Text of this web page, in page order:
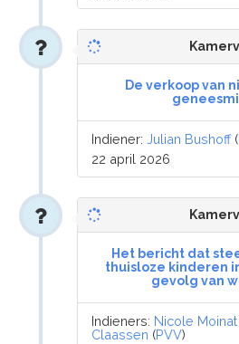
De verkoop van
Indiener:Julian Bushoff(
22 april 2026
Het bericht dat
thuisloze kinderen
gevolg van
Indieners: Nicole Moinat
Claassen (PVV)